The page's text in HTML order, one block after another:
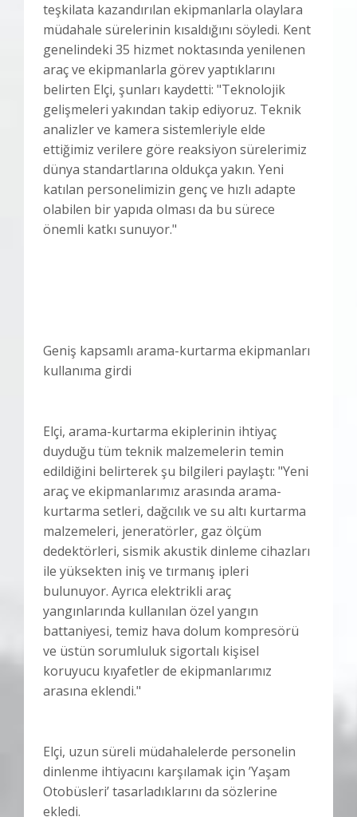
teşkilata kazandırılan ekipmanlarla olaylara
müdahale sürelerinin kısaldığını söyledi. Kent
genelindeki 35 hizmet noktasında yenilenen
araç ve ekipmanlarla görev yaptıklarını
belirten Elçi, şunları kaydetti: "Teknolojik
gelişmeleri yakından takip ediyoruz. Teknik
analizler ve kamera sistemleriyle elde
ettiğimiz verilere göre reaksiyon sürelerimiz
dünya standartlarına oldukça yakın. Yeni
katılan personelimizin genç ve hızlı adapte
olabilen bir yapıda olması da bu sürece
önemli katkı sunuyor."
Geniş kapsamlı arama-kurtarma ekipmanları
kullanıma girdi
Elçi, arama-kurtarma ekiplerinin ihtiyaç
duyduğu tüm teknik malzemelerin temin
edildiğini belirterek şu bilgileri paylaştı: "Yeni
araç ve ekipmanlarımız arasında arama-
kurtarma setleri, dağcılık ve su altı kurtarma
malzemeleri, jeneratörler, gaz ölçüm
dedektörleri, sismik akustik dinleme cihazları
ile yüksekten iniş ve tırmanış ipleri
bulunuyor. Ayrıca elektrikli araç
yangınlarında kullanılan özel yangın
battaniyesi, temiz hava dolum kompresörü
ve üstün sorumluluk sigortalı kişisel
koruyucu kıyafetler de ekipmanlarımız
arasına eklendi."
Elçi, uzun süreli müdahalelerde personelin
dinlenme ihtiyacını karşılamak için ’Yaşam
Otobüsleri’ tasarladıklarını da sözlerine
ekledi.